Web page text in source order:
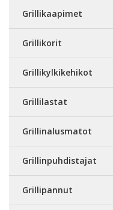
Grillikaapimet
Grillikorit
Grillikylkikehikot
Grillilastat
Grillinalusmatot
Grillinpuhdistajat
Grillipannut